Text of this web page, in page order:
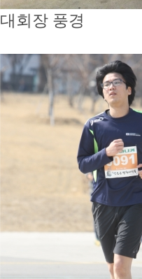
대회장 풍경